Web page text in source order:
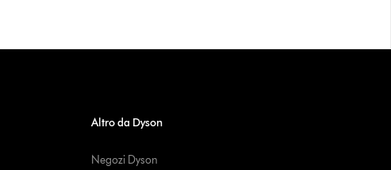
Altro da Dyson
Negozi Dyson